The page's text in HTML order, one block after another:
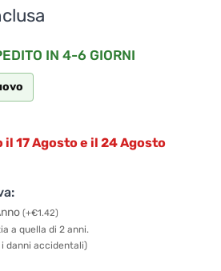
IN 4-6 GIORNI
17 Agosto e il 24 Agosto
(+€1.42)
a quella di 2 anni.
danni accidentali)